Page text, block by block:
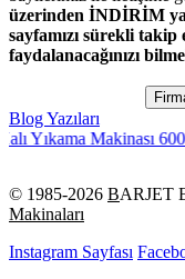
üzerinden İNDİRİM
sayfamızı sürekli
faydalanacağınızı
Blog Yazıları
Makinası 6000s
© 1985-2026 BARJET
Makinaları
Instagram Sayfası